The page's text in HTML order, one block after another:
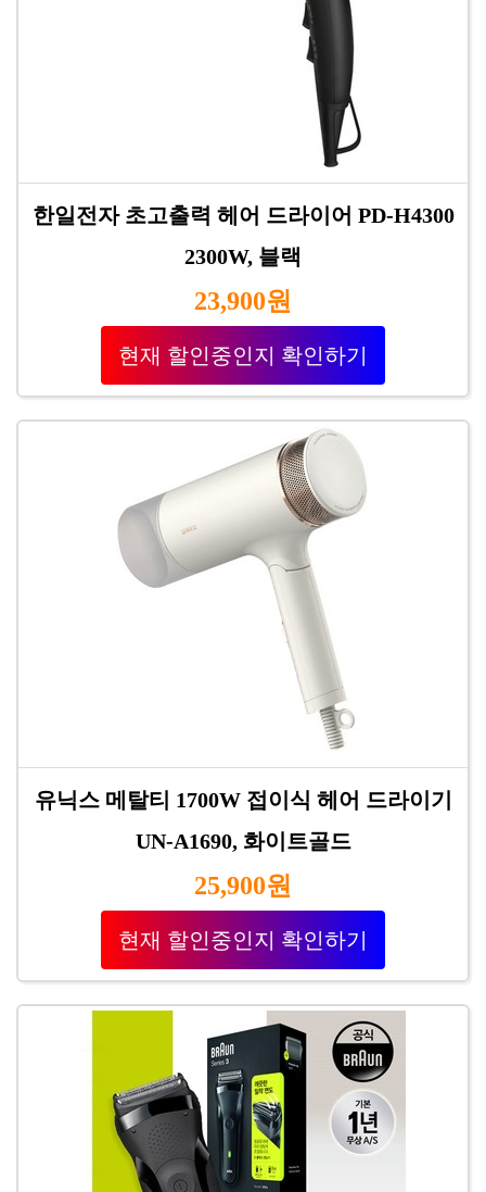
한일전자 초고출력 헤어 드라이어 PD-H4300
2300W, 블랙
23,900원
현재 할인중인지 확인하기
유닉스 메탈티 1700W 접이식 헤어 드라이기
UN-A1690, 화이트골드
25,900원
현재 할인중인지 확인하기